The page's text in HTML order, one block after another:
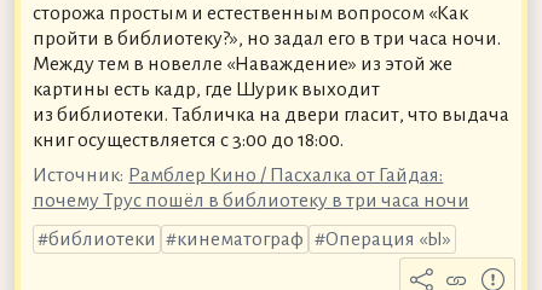
сторожа простым и естественным вопросом «Как
пройти в библиотеку?», но задал его в три часа ночи.
Между тем в новелле «Наваждение» из этой же
картины есть кадр, где Шурик выходит
из библиотеки. Табличка на двери гласит, что выдача
книг осуществляется с 3:00 до 18:00.
Источник: Рамблер Кино / Пасхалка от Гайдая:
почему Трус пошёл в библиотеку в три часа ночи
библиотеки
кинематограф Операция «Ы»